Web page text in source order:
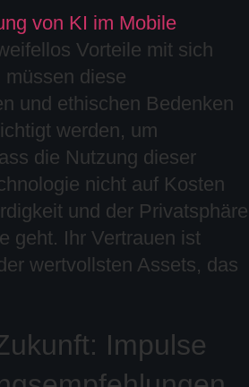
von KI im Mobile
Vorteile mit sich
müssen diese
und ethischen Bedenken
werden, um
die Nutzung dieser
nicht auf Kosten
und der Privatsphäre
geht. Ihr Vertrauen ist
wertvollsten Assets, das
Impulse